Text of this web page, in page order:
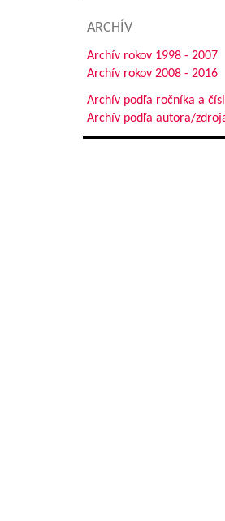
ARCHÍV
Archív rokov 1998 - 2007
Archív rokov 2008 - 2016
Archív podľa ročníka a
Archív podľa autora/